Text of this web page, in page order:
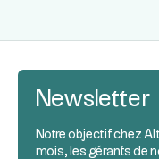
Newsletter
Notre objectif chez
mois, les gérants de